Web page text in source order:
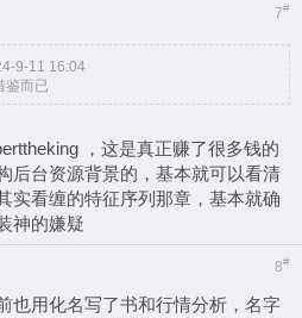
7#
9-11 16:04
鉴而已
，这是真正赚了很多钱的
后台资源背景的，基本就可以看清
实看缠的特征序列那章，基本就确
神的嫌疑
8#
也用化名写了书和行情分析，名字